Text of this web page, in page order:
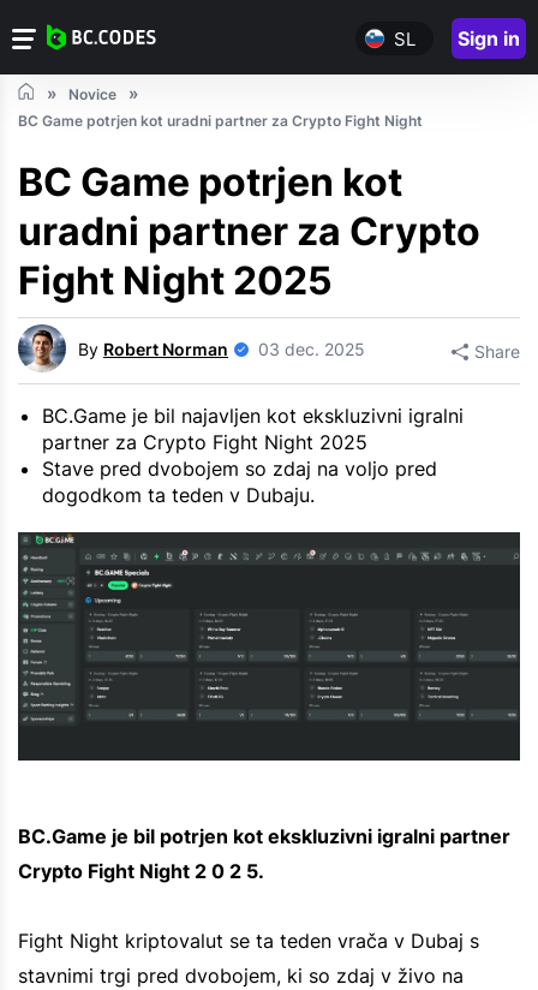
SL Sign in
Novice
BC Game potrjen kot uradni partner za Crypto Fight Night
BC Game potrjen kot
uradni partner za Crypto
Fight Night 2025
By Robert Norman 03 dec. 2025 Share
BC.Game je bil najavljen kot ekskluzivni igralni
partner za Crypto Fight Night 2025
Stave pred dvobojem so zdaj na voljo pred
dogodkom ta teden v Dubaju.
BC.Game je bil potrjen kot ekskluzivni igralni partner
Crypto Fight Night 2 0 2 5.
Fight Night kriptovalut se ta teden vrača v Dubaj s
stavnimi trgi pred dvobojem, ki so zdaj v živo na